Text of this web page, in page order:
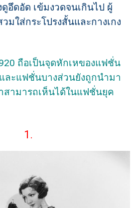
อึดอัด เข้มงวดจนเกินไป ผู้
มใส่กระโปรงสั้นและกางเกง
ถือเป็นจุดหักเหของแฟชั่น
ละแฟชั่นบางส่วนยังถูกนำมา
สามารถเห็นได้ในแฟชั่นยุค
1.